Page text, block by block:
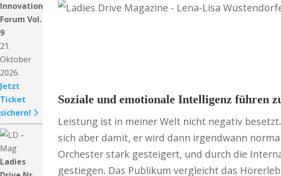
Innovation
Forum Vol.
9
21.
Oktober
2026.
Jetzt
Ticket
sichern!
Ladies
Soziale und emotionale Intelligenz führen
Leistung ist in meiner Welt nicht negativ
sich aber damit, er wird dann irgendwann
Orchester stark gesteigert, und durch die
gestiegen. Das Publikum vergleicht das